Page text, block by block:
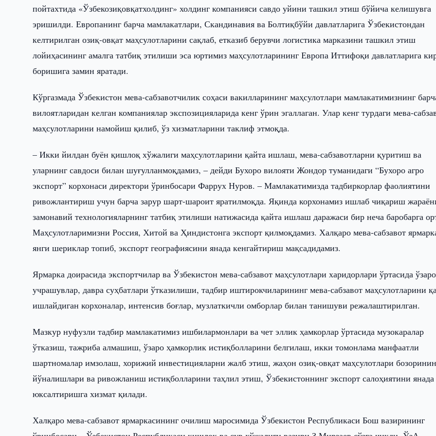
пойтахтида «Ўзбекозиқовқатхолдинг» холдинг компанияси савдо уйини ташкил этиш бўйича келишувга
эришилди. Европанинг барча мамлакатлари, Скандинавия ва Болтиқбўйи давлатларига Ўзбекистондан
келтирилган озиқ-овқат маҳсулотларини сақлаб, етказиб берувчи логистика марказини ташкил этиш
лойиҳасининг амалга татбиқ этилиши эса юртимиз маҳсулотларининг Европа Иттифоқи давлатларига
боришига замин яратади.
Кўргазмада Ўзбекистон мева-сабзавотчилик соҳаси вакилларининг маҳсулотлари мамлакатимизнинг
вилоятларидан келган компаниялар экспозицияларида кенг ўрин эгаллаган. Улар кенг турдаги мева-
маҳсулотларини намойиш қилиб, ўз хизматларини таклиф этмоқда.
– Икки йилдан буён қишлоқ хўжалиги маҳсулотларини қайта ишлаш, мева-сабзавотларни қуритиш ва
уларнинг савдоси билан шуғулланмоқдамиз, – дейди Бухоро вилояти Жондор туманидаги “Бухоро агро
экспорт” корхонаси директори ўринбосари Фаррух Нуров. – Мамлакатимизда тадбиркорлар фаолиятини
ривожлантириш учун барча зарур шарт-шароит яратилмоқда. Яқинда корхонамиз ишлаб чиқариш
замонавий технологияларнинг татбиқ этилиши натижасида қайта ишлаш даражаси бир неча баробарга
Маҳсулотларимизни Россия, Хитой ва Ҳиндистонга экспорт қилмоқдамиз. Халқаро мева-сабзавот
янги шериклар топиб, экспорт географиясини янада кенгайтириш мақсадидамиз.
Ярмарка доирасида экспортчилар ва Ўзбекистон мева-сабзавот маҳсулотлари харидорлари ўртасида ўзаро
учрашувлар, давра суҳбатлари ўтказилиши, тадбир иштирокчиларининг мева-сабзавот маҳсулотларини
ишлайдиган корхоналар, интенсив боғлар, музлаткичли омборлар билан танишуви режалаштирилган.
Мазкур нуфузли тадбир мамлакатимиз ишбилармонлари ва чет эллик ҳамкорлар ўртасида музокаралар
ўтказиш, тажриба алмашиш, ўзаро ҳамкорлик истиқболларини белгилаш, икки томонлама манфаатли
шартномалар имзолаш, хорижий инвестицияларни жалб этиш, жаҳон озиқ-овқат маҳсулотлари
йўналишлари ва ривожланиш истиқболларини таҳлил этиш, Ўзбекистоннинг экспорт салоҳиятини янада
юксалтиришга хизмат қилади.
Халқаро мева-сабзавот ярмаркасининг очилиш маросимида Ўзбекистон Республикаси Бош вазирининг